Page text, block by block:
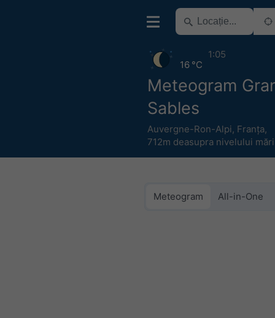
Meteogram
Sables
Auvergne-Ron-Alpi, Franța,
712m deasupra nivelului
16 °C
1:05
Meteogram All-in-One